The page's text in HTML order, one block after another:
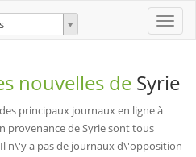
Toggle
nouvelles de Syrie
principaux journaux en ligne à
provenance de Syrie sont tous
n\'y a pas de journaux d\'opposition